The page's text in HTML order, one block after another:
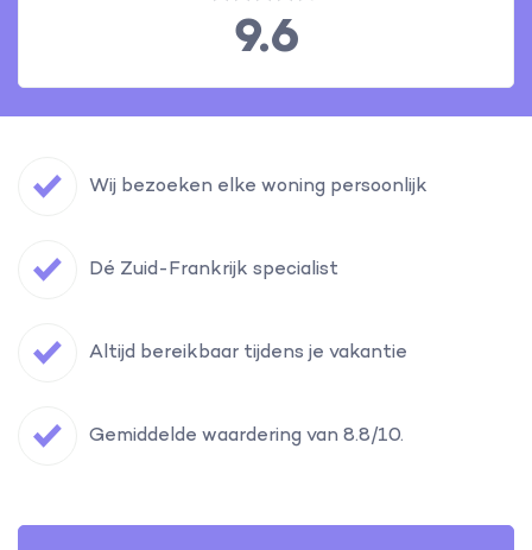
9.6
Wij bezoeken elke woning persoonlijk
Dé Zuid-Frankrijk specialist
Altijd bereikbaar tijdens je vakantie
Gemiddelde waardering van 8.8/10.